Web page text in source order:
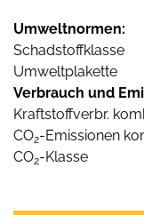
Umweltnormen:
Schadstoffklasse
Umweltplakette
Verbrauch und
Kraftstoffverbr.
CO2-Emissionen
CO2-Klasse